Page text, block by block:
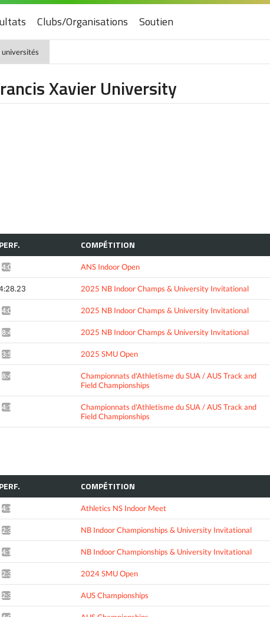
Clubs/Organisations Soutien
universités
Xavier University
PERF. COMPÉTITION
4:05.27* ANS Indoor Open
2025 NB Indoor Champs & University Invitational
4:05.33^ 2025 NB Indoor Champs & University Invitational
8:47.23* 2025 NB Indoor Champs & University Invitational
3:59.33* 2025 SMU Open
8:43.86*
Championnats d'Athletisme du SUA / AUS Track and
Field Championships
4:11.36*
Championnats d'Athletisme du SUA / AUS Track and
Field Championships
PERF. COMPÉTITION
4:11.63* Athletics NS Indoor Meet
2:35.90* NB Indoor Championships & University Invitational
4:12.72^ NB Indoor Championships & University Invitational
2:33.32* 2024 SMU Open
2:33.86* AUS Championships